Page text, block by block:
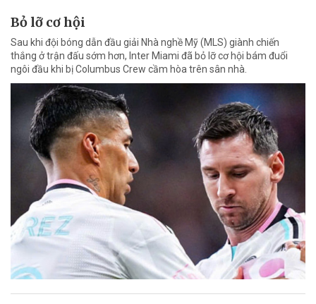
Bỏ lỡ cơ hội
Sau khi đội bóng dẫn đầu giải Nhà nghề Mỹ (MLS) giành chiến
thắng ở trận đấu sớm hơn, Inter Miami đã bỏ lỡ cơ hội bám đuổi
ngôi đầu khi bị Columbus Crew cầm hòa trên sân nhà.